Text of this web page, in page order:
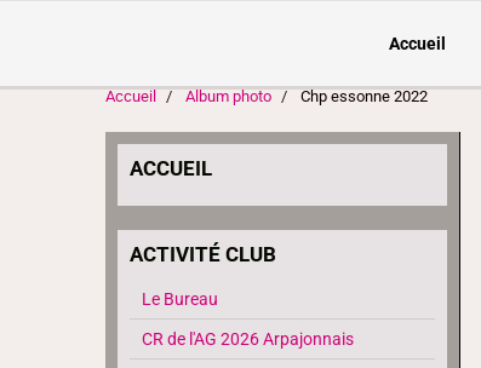
Accueil
Accueil Album photo Chp essonne 2022
ACCUEIL
ACTIVITÉ CLUB
Le Bureau
CR de l'AG 2026 Arpajonnais